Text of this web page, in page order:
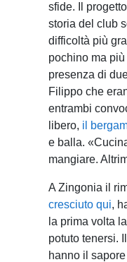
sfide. Il
storia del club
difficoltà più
pochino ma
presenza di
Filippo che
entrambi
libero, il
e balla.
mangiare.
A Zingonia il
cresciuto qui,
la prima volta
potuto tenersi.
hanno il